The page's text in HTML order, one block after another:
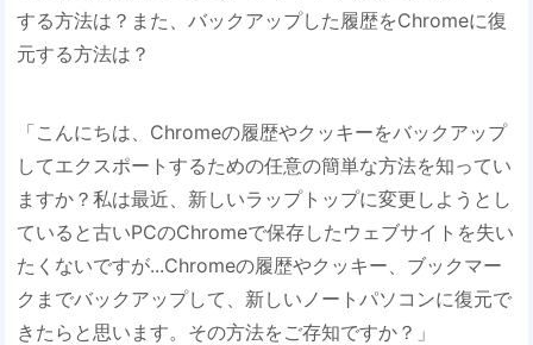
する方法は？また、バックアップした履歴をChromeに復
元する方法は？
「こんにちは、Chromeの履歴やクッキーをバックアップ
してエクスポートするための任意の簡単な方法を知ってい
ますか？私は最近、新しいラップトップに変更しようとし
ていると古いPCのChromeで保存したウェブサイトを失い
たくないですが...Chromeの履歴やクッキー、ブックマー
クまでバックアップして、新しいノートパソコンに復元で
きたらと思います。その方法をご存知ですか？」